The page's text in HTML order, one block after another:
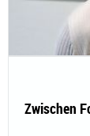
Zwischen